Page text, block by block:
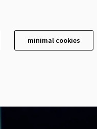
minimal cookies